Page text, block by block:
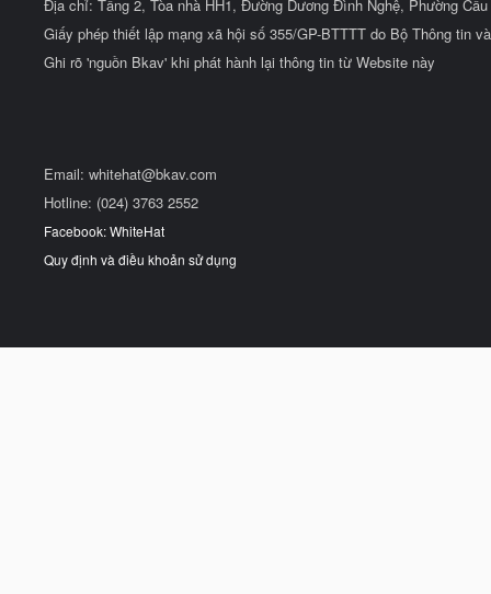
Địa chỉ: Tầng 2, Tòa nhà HH1, Đường Dương Đình Nghệ, Phường
Giấy phép thiết lập mạng xã hội số 355/GP-BTTTT do Bộ Thông tin
Ghi rõ 'nguồn Bkav' khi phát hành lại thông tin từ Website này
Email: whitehat@bkav.com
Hotline: (024) 3763 2552
Facebook: WhiteHat
Quy định và điều khoản sử dụng